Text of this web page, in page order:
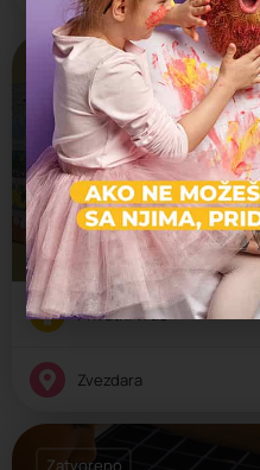
Meče 3
Jaslice,
Bulevar kralja
Zatvoreno
Privatni vrtić
Zvezdara
Zatvoreno